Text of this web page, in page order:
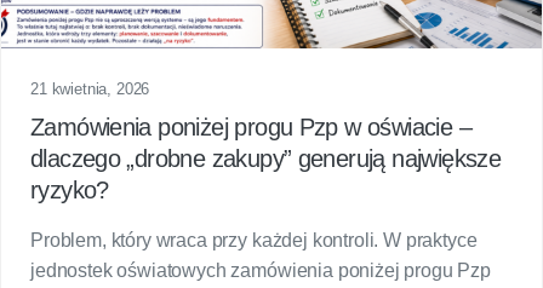
21 kwietnia, 2026
Zamówienia poniżej progu Pzp w oświacie –
dlaczego „drobne zakupy” generują największe
ryzyko?
Problem, który wraca przy każdej kontroli. W praktyce
jednostek oświatowych zamówienia poniżej progu Pzp